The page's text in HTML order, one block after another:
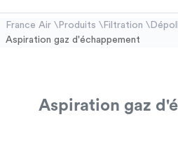
France Air \ Produits \ Filtration \
Aspiration gaz d'échappement
Aspiration gaz